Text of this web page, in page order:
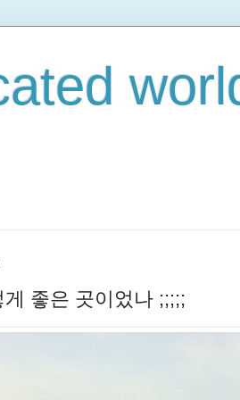
좋은 곳이었나 ;;;;;